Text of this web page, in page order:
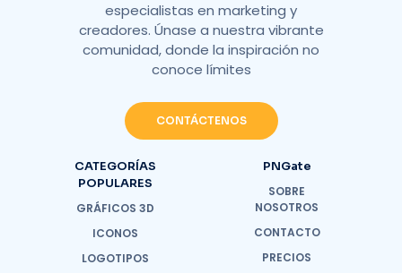
especialistas en marketing y
creadores. Únase a nuestra vibrante
comunidad, donde la inspiración no
conoce límites
CONTÁCTENOS
CATEGORÍAS
POPULARES
GRÁFICOS 3D
ICONOS
LOGOTIPOS
PNGate
SOBRE
NOSOTROS
CONTACTO
PRECIOS